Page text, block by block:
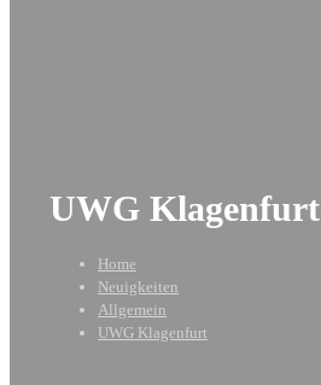
UWG Klagenfurt
Home
Neuigkeiten
Allgemein
UWG Klagenfurt